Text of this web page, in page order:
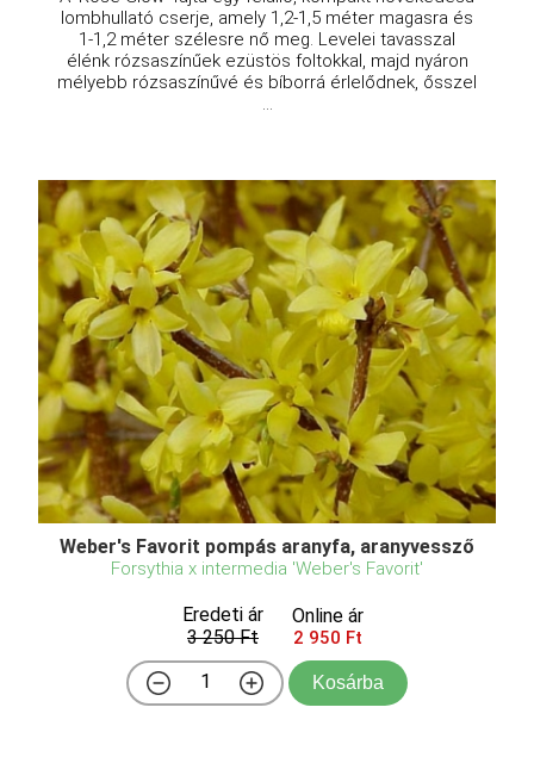
lombhullató cserje, amely 1,2-1,5 méter magasra és
1-1,2 méter szélesre nő meg. Levelei tavasszal
élénk rózsaszínűek ezüstös foltokkal, majd nyáron
mélyebb rózsaszínűvé és bíborrá érlelődnek, ősszel
...
Weber's Favorit pompás aranyfa, aranyvessző
Forsythia x intermedia 'Weber's Favorit'
Eredeti ár
3 250 Ft
Online ár
2 950 Ft
Kosárba